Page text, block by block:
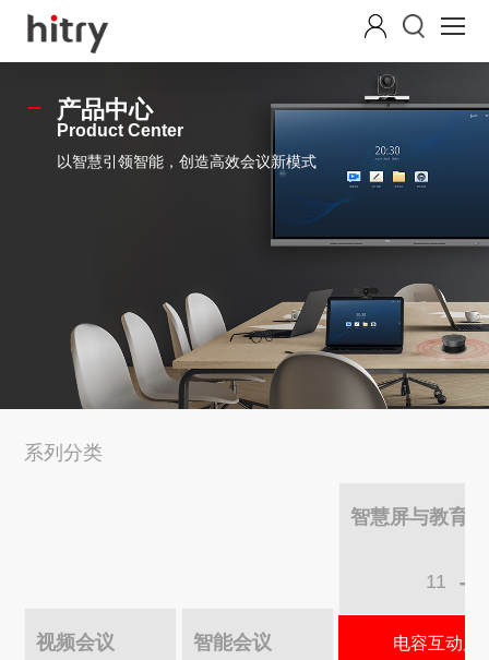
产品中心
Product Center
以智慧引领智能，创造高效会议新模式
系列分类
视频会议 智能会议
智慧屏与教育
11 -
电容互动屏